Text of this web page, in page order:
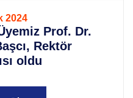
2024
Prof. Dr.
Rektör
oldu